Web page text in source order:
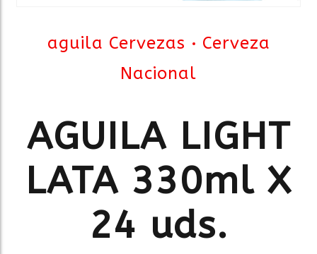
aguila Cervezas
Cerveza
Nacional
AGUILA LIGHT
LATA 330ml X
24 uds.